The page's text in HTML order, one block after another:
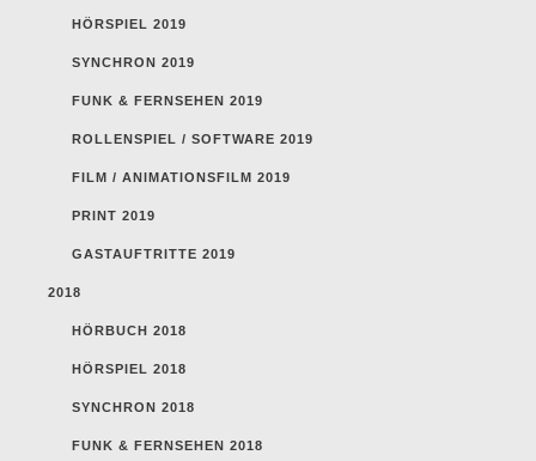
HÖRSPIEL 2019
SYNCHRON 2019
FUNK & FERNSEHEN 2019
ROLLENSPIEL / SOFTWARE 2019
FILM / ANIMATIONSFILM 2019
PRINT 2019
GASTAUFTRITTE 2019
2018
HÖRBUCH 2018
HÖRSPIEL 2018
SYNCHRON 2018
FUNK & FERNSEHEN 2018